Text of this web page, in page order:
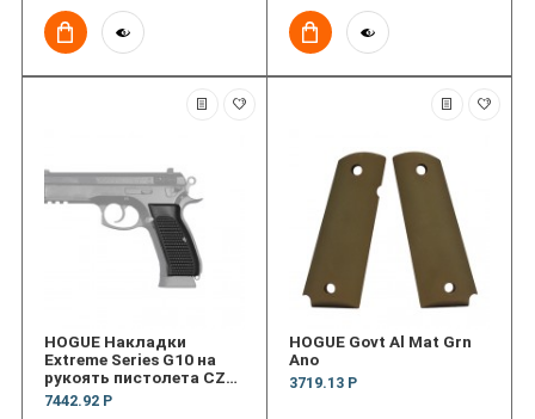
HOGUE Накладки
Extreme Series G10 на
рукоять пистолета CZ75
CZ85, Taurus PT99+
7442.92 Р
HOGUE Govt Al Mat Grn
Ano
3719.13 Р